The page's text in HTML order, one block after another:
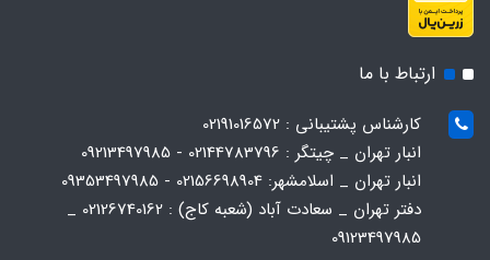
ارتباط با ما
کارشناس پشتیبانی : 02191016572
انبار تهران _ چیتگر : 02144783796 - 09213497985
انبار تهران _ اسلامشهر: 02156698904 - 09353497985
دفتر تهران _ سعادت آباد (شعبه کاج) : 02126740162 _
09123497985